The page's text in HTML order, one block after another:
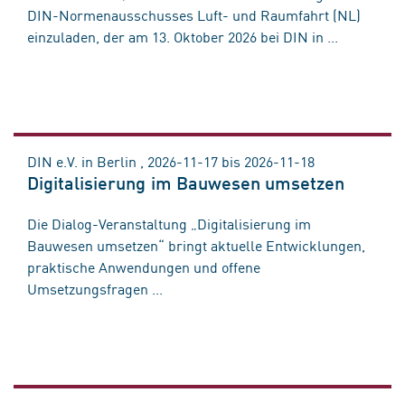
DIN-Normenausschusses Luft- und Raumfahrt (NL)
einzuladen, der am 13. Oktober 2026 bei DIN in ...
DIN e.V. in Berlin , 2026-11-17 bis 2026-11-18
Digitalisierung im Bauwesen umsetzen
Die Dialog-Veranstaltung „Digitalisierung im
Bauwesen umsetzen“ bringt aktuelle Entwicklungen,
praktische Anwendungen und offene
Umsetzungsfragen ...